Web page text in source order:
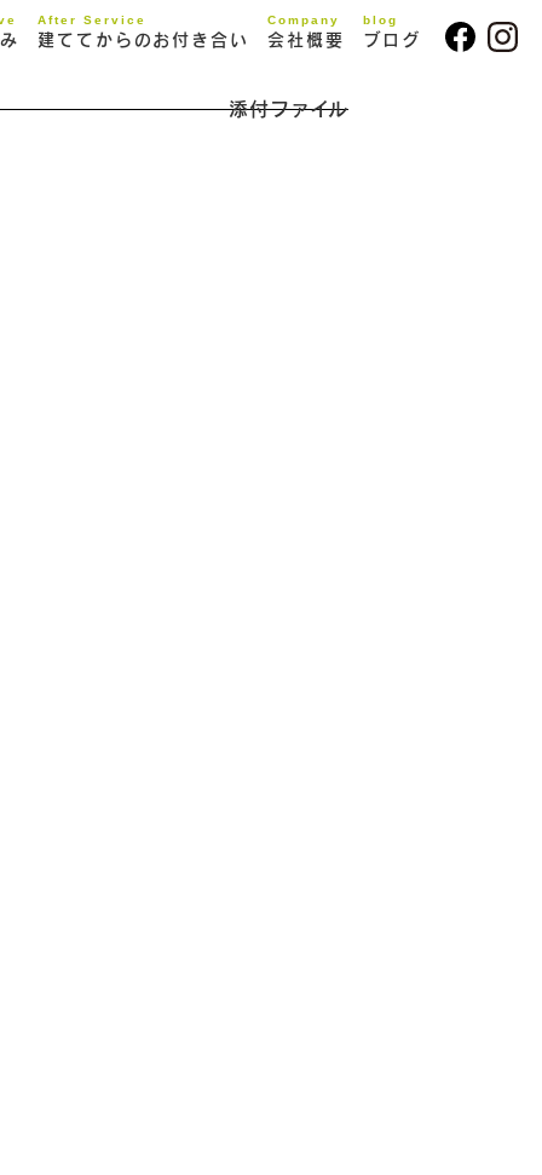
After Service
建ててからのお付き合い
Company
会社概要
blog
ブログ
添付ファイル